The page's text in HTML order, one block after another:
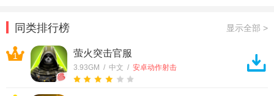
同类排行榜 显示全部 >
1 萤火突击官服
3.93GM / 中文 / 安卓动作射击